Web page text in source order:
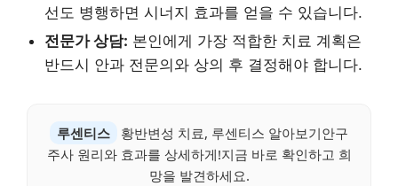
선도 병행하면 시너지 효과를 얻을 수 있습니다.
전문가 상담: 본인에게 가장 적합한 치료 계획은
반드시 안과 전문의와 상의 후 결정해야 합니다.
루센티스
황반변성 치료, 루센티스 알아보기안구
주사 원리와 효과를 상세하게!지금 바로 확인하고 희
망을 발견하세요.